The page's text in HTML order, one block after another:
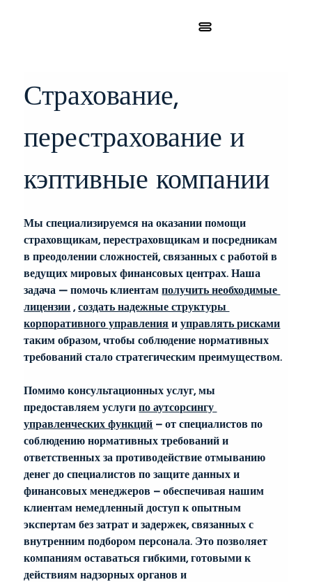
Страхование,
перестрахование и
кэптивные компании
Мы специализируемся на оказании помощи
страховщикам, перестраховщикам и посредникам
в преодолении сложностей, связанных с работой в
ведущих мировых финансовых центрах. Наша
задача — помочь клиентам получить необходимые
лицензии ,создать надежные структуры
корпоративного управления и управлять рисками
таким образом, чтобы соблюдение нормативных
требований стало стратегическим преимуществом.
Помимо консультационных услуг, мы
предоставляем услуги по аутсорсингу
управленческих функций – от специалистов по
соблюдению нормативных требований и
ответственных за противодействие отмыванию
денег до специалистов по защите данных и
финансовых менеджеров – обеспечивая нашим
клиентам немедленный доступ к опытным
экспертам без затрат и задержек, связанных с
внутренним подбором персонала. Это позволяет
компаниям оставаться гибкими, готовыми к
действиям надзорных органов и